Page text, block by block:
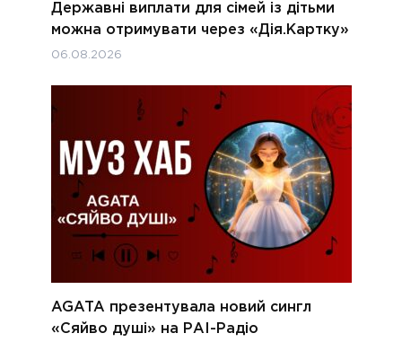
Державні виплати для сімей із дітьми
можна отримувати через «Дія.Картку»
06.08.2026
AGATA презентувала новий сингл
«Сяйво душі» на РАІ-Радіо